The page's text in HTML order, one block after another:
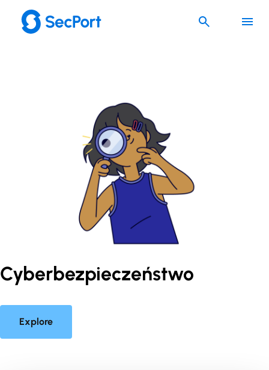
Cyberbezpieczeństwo
Explore